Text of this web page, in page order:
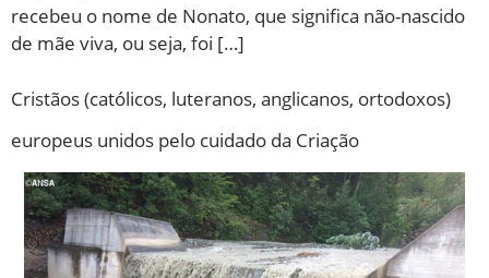
recebeu o nome de Nonato, que significa não-nascido
de mãe viva, ou seja, foi […]
Cristãos (católicos, luteranos, anglicanos, ortodoxos)
europeus unidos pelo cuidado da Criação